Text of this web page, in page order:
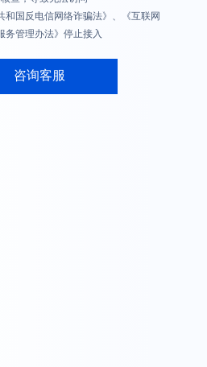
和国反电信网络诈骗法》、《互联网
务管理办法》停止接入
咨询客服